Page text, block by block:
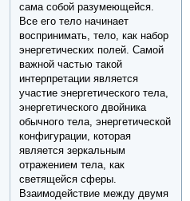
сама собой разумеющейся.
Все его тело начинает
воспринимать, тело, как набор
энергетических полей. Самой
важной частью такой
интерпретации является
участие энергетического тела,
энергетического двойника
обычного тела, энергетической
конфигурации, которая
является зеркальным
отражением тела, как
светящейся сферы.
Взаимодействие между двумя